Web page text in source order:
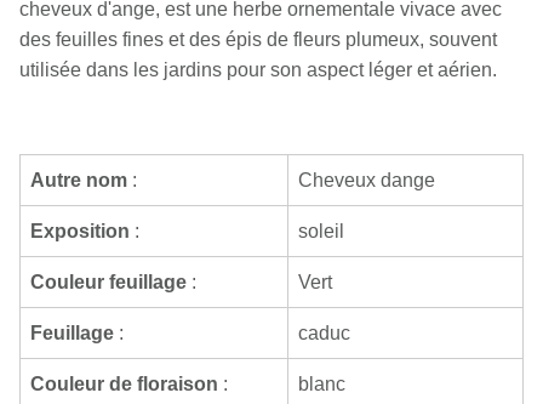
cheveux d'ange, est une herbe ornementale vivace avec
des feuilles fines et des épis de fleurs plumeux, souvent
utilisée dans les jardins pour son aspect léger et aérien.
Autre nom : Cheveux dange
Exposition : soleil
Couleur feuillage : Vert
Feuillage : caduc
Couleur de floraison : blanc